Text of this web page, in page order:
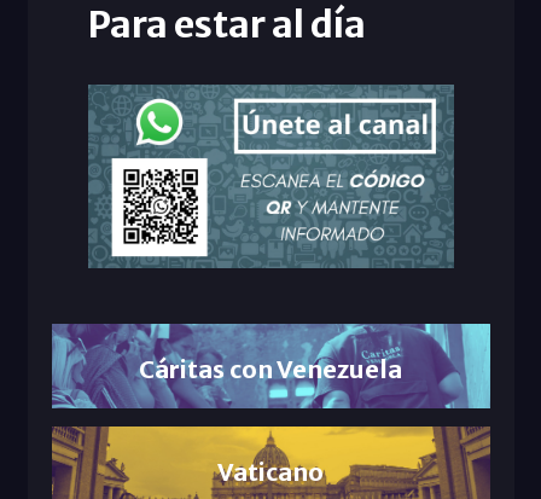
Para estar al día
Cáritas con Venezuela
Vaticano